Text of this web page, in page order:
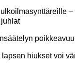
lapsen hiukset voi